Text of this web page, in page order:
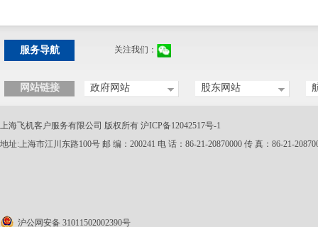
服务导航 关注我们：
网站链接 政府网站
工业和信息化部
股东网站
中国航空工业...
中国中化集团公司
上海飞机客户服务有限公司 版权所有 沪ICP备12042517号-1
地址:上海市江川东路100号 邮 编：200241 电 话：86-21-20870000 传 真：86-21-
沪公网安备 31011502002390号